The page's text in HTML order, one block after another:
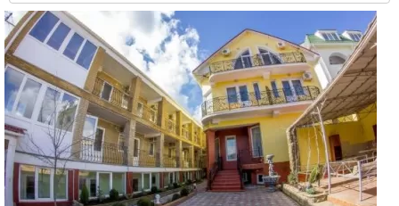
Вылеты из Нижнего Новгорода
Горящие туры
Раннее бронирование
Железнодорожные туры
Круизы